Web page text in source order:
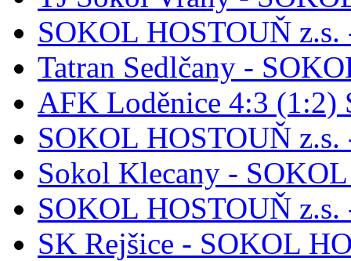
SOKOL HOSTOUŇ
Tatran Sedlčany -
AFK Loděnice 4:3 (1:2)
SOKOL HOSTOUŇ
Sokol Klecany -
SOKOL HOSTOUŇ
SK Rejšice - SOKOL